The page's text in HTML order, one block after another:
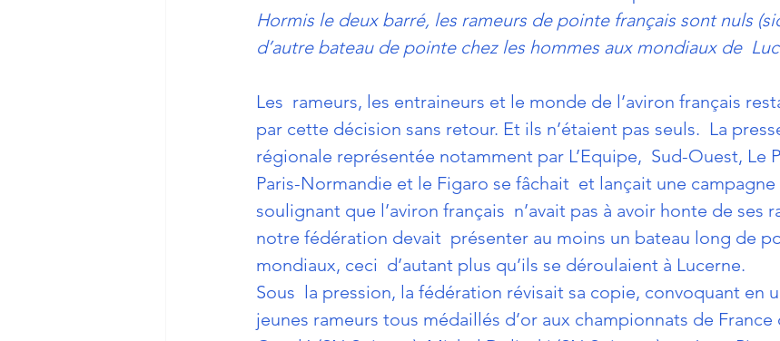
Hormis le deux barré, les rameurs de pointe français sont nuls
d’autre bateau de pointe chez les hommes aux mondiaux de
Les  rameurs, les entraineurs et le monde de l’aviron français
par cette décision sans retour. Et ils n’étaient pas seuls.  La
régionale représentée notamment par L’Equipe,  Sud-Ouest, Le
Paris-Normandie et le Figaro se fâchait  et lançait une
soulignant que l’aviron français  n’avait pas à avoir honte de ses
notre fédération devait  présenter au moins un bateau long de
mondiaux, ceci  d’autant plus qu’ils se déroulaient à Lucerne.
Sous  la pression, la fédération révisait sa copie, convoquant en
jeunes rameurs tous médaillés d’or aux championnats de France